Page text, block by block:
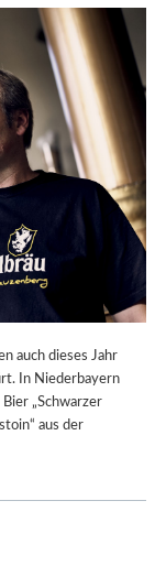
auch dieses Jahr
In Niederbayern
„Schwarzer
aus der